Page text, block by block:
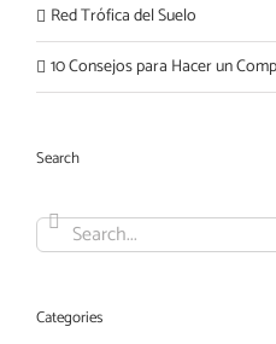
Red Trófica del Suelo
10 Consejos para Hacer un
Search
for:
Categories